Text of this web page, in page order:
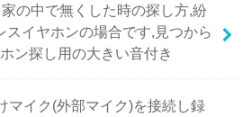
の中で無くした時の探し方,紛
スイヤホンの場合です,見つから
ン探し用の大きい音付き
マイク(外部マイク)を接続し録